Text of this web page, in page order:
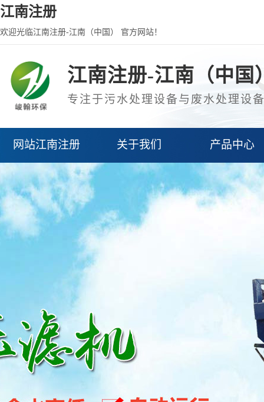
江南注册
欢迎光临江南注册-江南（中国） 官方网站！
江南注册-江南（中国
专注于污水处理设备与废水处理设
网站江南注册 关于我们 产品中心